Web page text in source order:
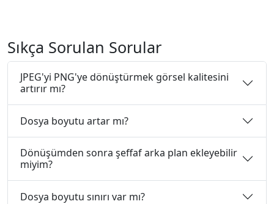
Sıkça Sorulan Sorular
JPEG'yi PNG'ye dönüştürmek görsel kalitesini
artırır mı?
Dosya boyutu artar mı?
Dönüşümden sonra şeffaf arka plan ekleyebilir
miyim?
Dosya boyutu sınırı var mı?